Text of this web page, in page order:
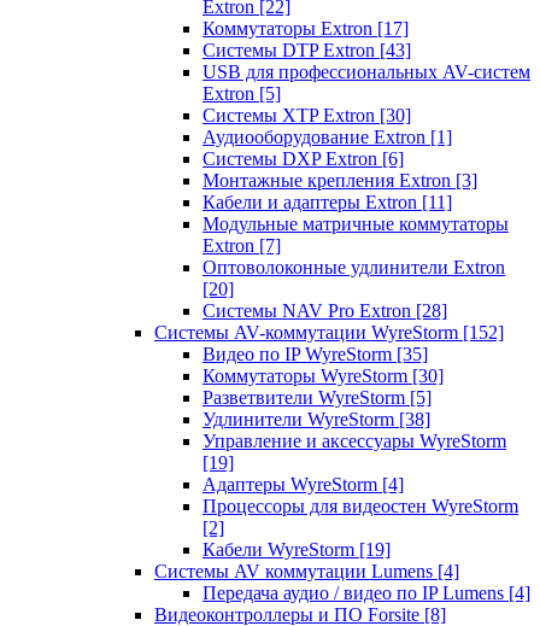
Extron [22]
Коммутаторы Extron [17]
Системы DTP Extron [43]
USB для профессиональных AV-систем
Extron [5]
Системы XTP Extron [30]
Аудиооборудование Extron [1]
Системы DXP Extron [6]
Монтажные крепления Extron [3]
Кабели и адаптеры Extron [11]
Модульные матричные коммутаторы
Extron [7]
Оптоволоконные удлинители Extron
[20]
Системы NAV Pro Extron [28]
Системы AV-коммутации WyreStorm [152]
Видео по IP WyreStorm [35]
Коммутаторы WyreStorm [30]
Разветвители WyreStorm [5]
Удлинители WyreStorm [38]
Управление и аксессуары WyreStorm
[19]
Адаптеры WyreStorm [4]
Процессоры для видеостен WyreStorm
[2]
Кабели WyreStorm [19]
Системы AV коммутации Lumens [4]
Передача аудио / видео по IP Lumens [4]
Видеоконтроллеры и ПО Forsite [8]